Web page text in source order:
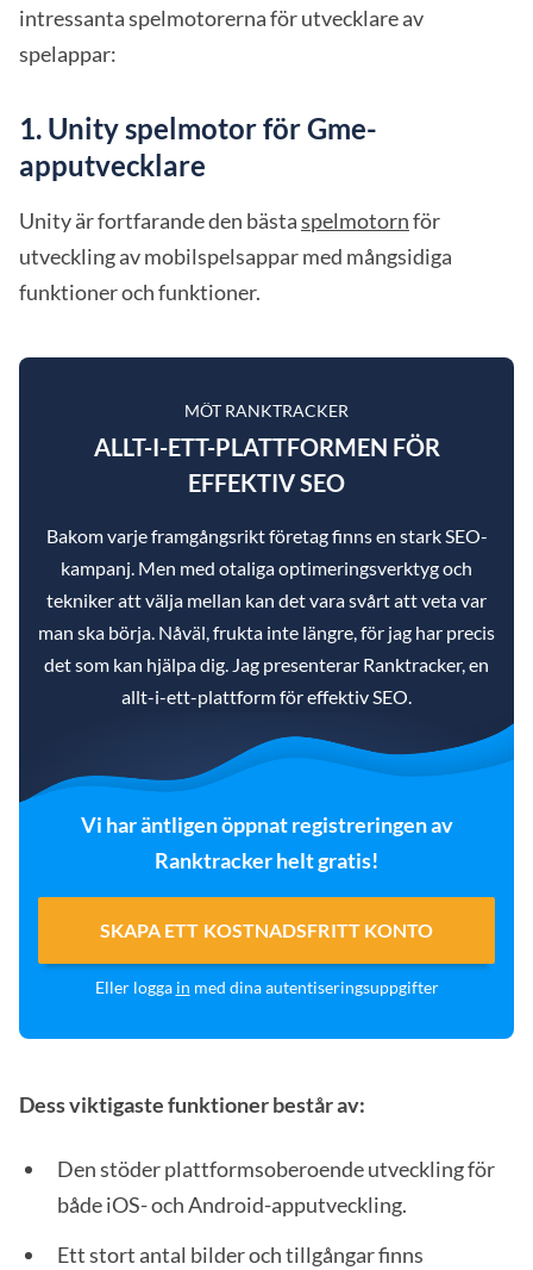
intressanta spelmotorerna för utvecklare av
spelappar:
1. Unity spelmotor för Gme-
apputvecklare
Unity är fortfarande den bästaspelmotornför
utveckling av mobilspelsappar med mångsidiga
funktioner och funktioner.
MÖT RANKTRACKER
ALLT-I-ETT-PLATTFORMEN FÖR
EFFEKTIV SEO
Bakom varje framgångsrikt företag finns en stark SEO-
kampanj. Men med otaliga optimeringsverktyg och
tekniker att välja mellan kan det vara svårt att veta var
man ska börja. Nåväl, frukta inte längre, för jag har precis
det som kan hjälpa dig. Jag presenterar Ranktracker, en
allt-i-ett-plattform för effektiv SEO.
Vi har äntligen öppnat registreringen av
Ranktracker helt gratis!
SKAPA ETT KOSTNADSFRITT KONTO
Eller logga in med dina autentiseringsuppgifter
Dess viktigaste funktioner består av:
Den stöder plattformsoberoende utveckling för
både iOS- och Android-apputveckling.
Ett stort antal bilder och tillgångar finns